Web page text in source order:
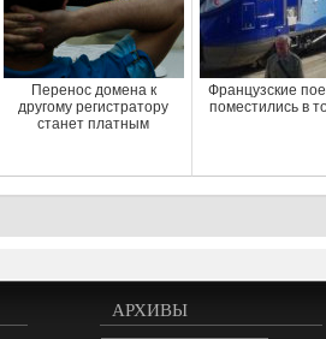
Перенос домена к
другому регистратору
станет платным
Французские
поместились в
АРХИВЫ